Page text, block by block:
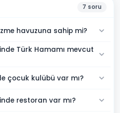
7 soru
havuzuna sahip mi?
Türk Hamamı mevcut
çocuk kulübü var mı?
restoran var mı?